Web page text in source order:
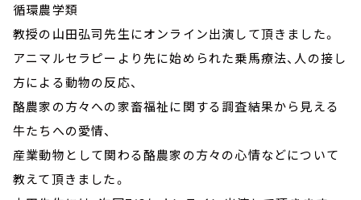
循環農学類
教授の山田弘司先生にオンライン出演して頂きました。
アニマルセラピーより先に始められた乗馬療法、人の接し
方による動物の反応、
酪農家の方々への家畜福祉に関する調査結果から見える
牛たちへの愛情、
産業動物として関わる酪農家の方々の心情などについて
教えて頂きました。